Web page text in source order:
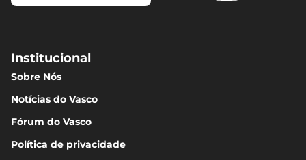
Institucional
Sobre Nós
Notícias do Vasco
Fórum do Vasco
Política de privacidade